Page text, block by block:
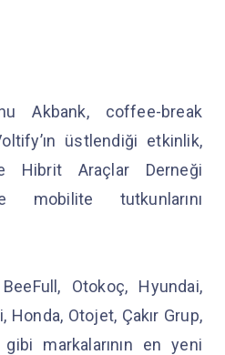
Akbank, coffee-break
üstlendiği etkinlik,
Hibrit Araçlar Derneği
mobilite tutkunlarını
Otokoç, Hyundai,
Otojet, Çakır Grup,
markalarının en yeni